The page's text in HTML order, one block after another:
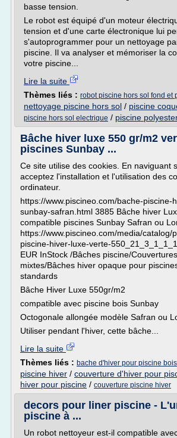
basse tension.
Le robot est équipé d'un moteur
tension et d'une carte électronique lui
s'autoprogrammer pour un nettoyage
piscine. Il va analyser et mémoriser la
votre piscine...
Lire la suite
Thèmes liés : robot piscine hors sol fond et
nettoyage piscine hors sol / piscine
piscine hors sol electrique / piscine
Bâche hiver luxe 550 gr/m2
piscines Sunbay ...
Ce site utilise des cookies. En naviguant
acceptez l'installation et l'utilisation des
ordinateur.
https://www.piscineo.com/bache-piscine-
sunbay-safran.html 3885 Bâche hiver
compatible piscines Sunbay Safran ou
https://www.piscineo.com/media/catalog/
piscine-hiver-luxe-verte-
EUR InStock /Bâches piscine/
mixtes/Bâches hiver opaque pour
standards
Bâche Hiver Luxe 550gr/m2
compatible avec piscine bois Sunbay
Octogonale allongée modèle Safran ou
Utiliser pendant l'hiver, cette bâche...
Lire la suite
Thèmes liés : bache d'hiver pour piscine
piscine hiver / couverture d'hiver pour
hiver pour piscine / couverture piscine hiver
decors pour liner piscine -
piscine à ...
Un robot nettoyeur est-il compatible